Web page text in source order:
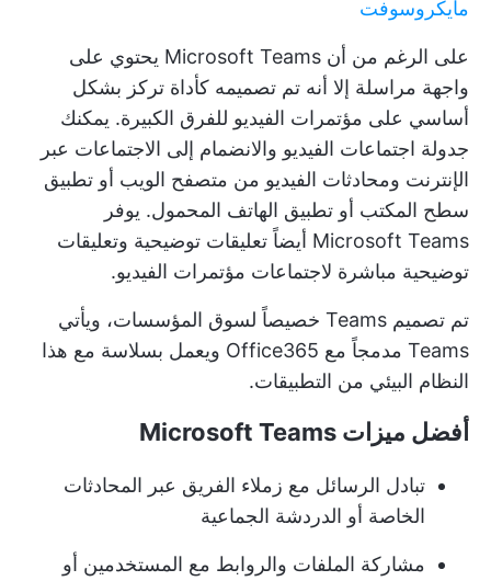
مايكروسوفت
على الرغم من أن Microsoft Teams يحتوي على
واجهة مراسلة إلا أنه تم تصميمه كأداة تركز بشكل
أساسي على مؤتمرات الفيديو للفرق الكبيرة. يمكنك
جدولة اجتماعات الفيديو والانضمام إلى الاجتماعات عبر
الإنترنت ومحادثات الفيديو من متصفح الويب أو تطبيق
سطح المكتب أو تطبيق الهاتف المحمول. يوفر
Microsoft Teams أيضاً تعليقات توضيحية وتعليقات
توضيحية مباشرة لاجتماعات مؤتمرات الفيديو.
تم تصميم Teams خصيصاً لسوق المؤسسات، ويأتي
Teams مدمجاً مع Office365 ويعمل بسلاسة مع هذا
النظام البيئي من التطبيقات.
أفضل ميزات Microsoft Teams
تبادل الرسائل مع زملاء الفريق عبر المحادثات
الخاصة أو الدردشة الجماعية
مشاركة الملفات والروابط مع المستخدمين أو